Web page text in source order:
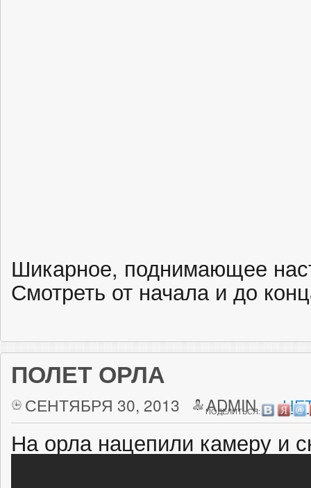
Шикарное, поднимающее
Смотреть от начала и до
ПОЛЕТ ОРЛА
СЕНТЯБРЯ 30, 2013 ADMIN
ПОДЕЛИТЬСЯ:
На орла нацепили камеру и